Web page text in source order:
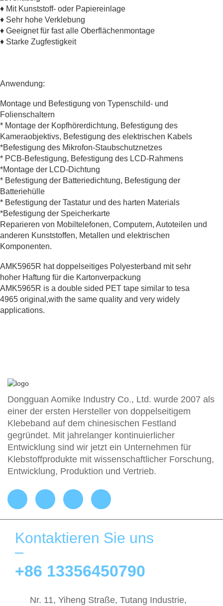
♦ Mit Kunststoff- oder Papiereinlage
♦ Sehr hohe Verklebung
♦ Geeignet für fast alle Oberflächenmontage
♦ Starke Zugfestigkeit
Anwendung:
Montage und Befestigung von Typenschild- und
Folienschaltern
* Montage der Kopfhörerdichtung, Befestigung des
Kameraobjektivs, Befestigung des elektrischen Kabels
*Befestigung des Mikrofon-Staubschutznetzes
* PCB-Befestigung, Befestigung des LCD-Rahmens
*Montage der LCD-Dichtung
* Befestigung der Batteriedichtung, Befestigung der
Batteriehülle
* Befestigung der Tastatur und des harten Materials
*Befestigung der Speicherkarte
Reparieren von Mobiltelefonen, Computern, Autoteilen und
anderen Kunststoffen, Metallen und elektrischen
Komponenten.
AMK5965R hat doppelseitiges Polyesterband mit sehr
hoher Haftung für die Kartonverpackung
Dongguan Aomike Industry Co., Ltd. wurde 2007 als
einer der ersten Hersteller von doppelseitigem
Klebeband auf dem chinesischen Festland
gegründet. Mit jahrelanger kontinuierlicher
Entwicklung sind wir jetzt ein Unternehmen für
Klebstoffprodukte mit wissenschaftlicher Forschung,
Entwicklung, Produktion und Vertrieb.
Kontaktieren Sie uns
+86 13356450790
Nr. 11, Yiheng Straße, Tutang Industrie,